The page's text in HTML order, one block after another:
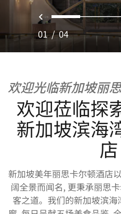
上一页
0 1
01/04
欢迎光临新加坡丽
欢迎莅临探
新加坡滨海
店
新加坡美年丽思卡尔顿酒店
阔全景而闻名, 更秉承丽思
客之道。我们的新加坡滨